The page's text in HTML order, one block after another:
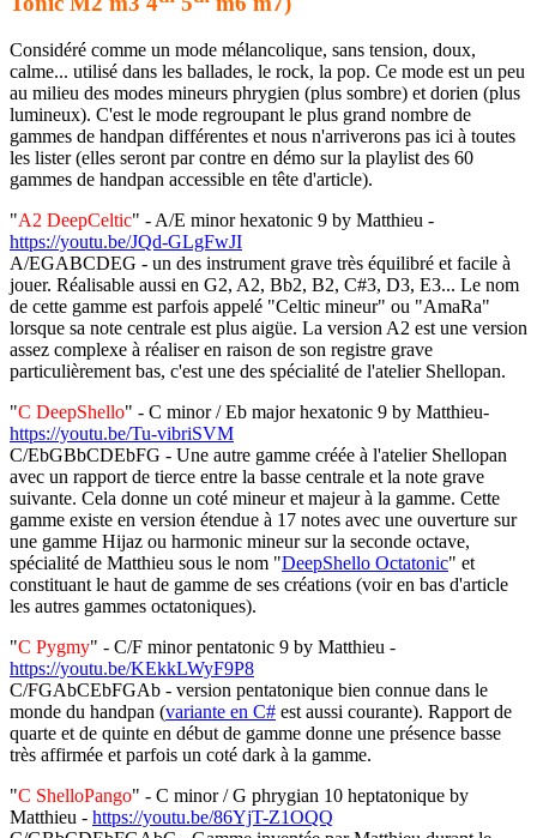
Considéré comme un mode mélancolique, sans tension, doux,
calme... utilisé dans les ballades, le rock, la pop. Ce mode est un peu
au milieu des modes mineurs phrygien (plus sombre) et dorien (plus
lumineux). C'est le mode regroupant le plus grand nombre de
gammes de handpan différentes et nous n'arriverons pas ici à toutes
les lister (elles seront par contre en démo sur la playlist des 60
gammes de handpan accessible en tête d'article).
"A2 DeepCeltic" - A/E minor hexatonic 9 by Matthieu -
https://youtu.be/JQd-GLgFwJI
A/EGABCDEG - un des instrument grave très équilibré et facile à
jouer. Réalisable aussi en G2, A2, Bb2, B2, C#3, D3, E3... Le nom
de cette gamme est parfois appelé "Celtic mineur" ou "AmaRa"
lorsque sa note centrale est plus aigüe. La version A2 est une version
assez complexe à réaliser en raison de son registre grave
particulièrement bas, c'est une des spécialité de l'atelier Shellopan.
"C DeepShello" - C minor / Eb major hexatonic 9 by Matthieu-
https://youtu.be/Tu-vibriSVM
C/EbGBbCDEbFG - Une autre gamme créée à l'atelier Shellopan
avec un rapport de tierce entre la basse centrale et la note grave
suivante. Cela donne un coté mineur et majeur à la gamme. Cette
gamme existe en version étendue à 17 notes avec une ouverture sur
une gamme Hijaz ou harmonic mineur sur la seconde octave,
spécialité de Matthieu sous le nom "DeepShello Octatonic" et
constituant le haut de gamme de ses créations (voir en bas d'article
les autres gammes octatoniques).
"C Pygmy" - C/F minor pentatonic 9 by Matthieu -
https://youtu.be/KEkkLWyF9P8
C/FGAbCEbFGAb - version pentatonique bien connue dans le
monde du handpan (variante en C# est aussi courante). Rapport de
quarte et de quinte en début de gamme donne une présence basse
très affirmée et parfois un coté dark à la gamme.
"C ShelloPango" - C minor / G phrygian 10 heptatonique by
Matthieu - https://youtu.be/86YjT-Z1OQQ